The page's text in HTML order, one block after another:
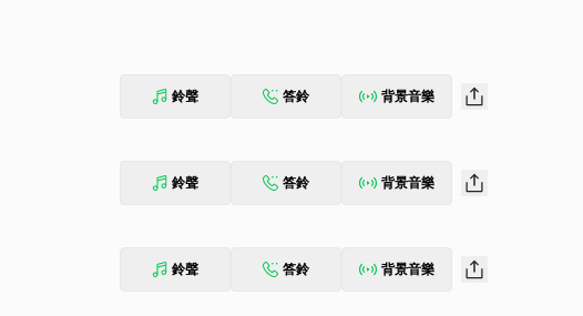
鈴聲 答鈴 背景音樂
鈴聲 答鈴 背景音樂
鈴聲 答鈴 背景音樂